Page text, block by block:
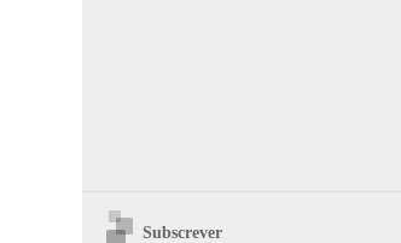
Subscrever